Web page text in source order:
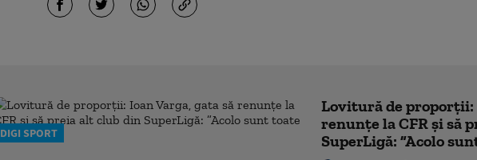
DIGI SPORT
Lovitură de proporții:
renunțe la CFR și să
SuperLigă: ”Acolo